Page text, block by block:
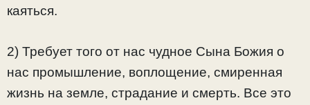
каяться.
2) Требует того от нас чудное Сына Божия о
нас промышление, воплощение, смиренная
жизнь на земле, страдание и смерть. Все это